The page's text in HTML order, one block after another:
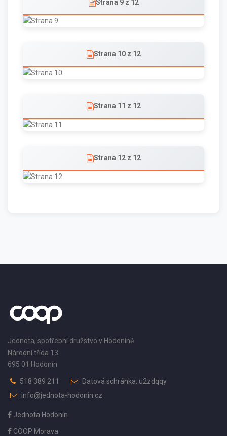
Strana 9 z 12
Strana 10 z 12
Strana 11 z 12
Strana 12 z 12
Jednota, spotřební družstvo v Hodoníně
Národní třída 13
695 01 Hodonín
518 389 211
Datová schránka: u2zdqqy
info@jednota-hodonin.cz
Jednota Hodonín
COOP Morava